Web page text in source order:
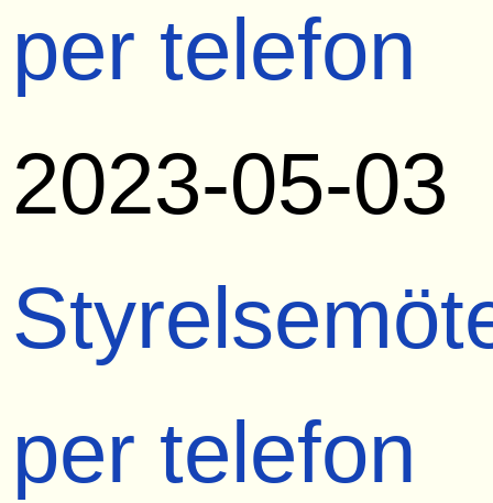
per telefon
2023-05-03
per telefon